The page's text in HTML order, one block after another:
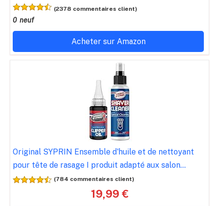
(2378 commentaires client)
0 neuf
Acheter sur Amazon
Original SYPRIN Ensemble d'huile et de nettoyant
pour tête de rasage I produit adapté aux salon...
(784 commentaires client)
19,99 €